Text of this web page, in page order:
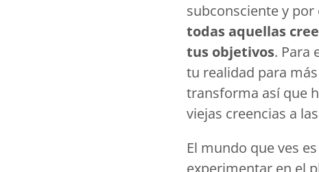
subconsciente y
todas aquellas
tus objetivos. Para
tu realidad para
transforma así que
viejas creencias a
El mundo que ves
experimentar en el